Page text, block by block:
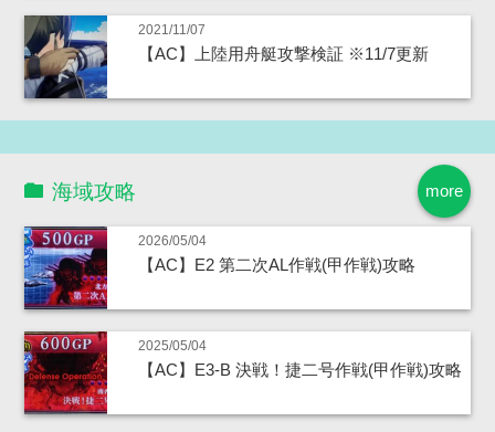
2021/11/07
【AC】上陸用舟艇攻撃検証 ※11/7更新
more
海域攻略
2026/05/04
【AC】E2 第二次AL作戦(甲作戦)攻略
2025/05/04
【AC】E3-B 決戦！捷二号作戦(甲作戦)攻略